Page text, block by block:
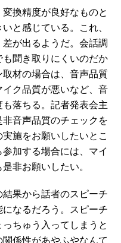
換精度が良好なものと
と感じている。これ、
が出るようだ。会話調
聞き取りにくいのだか
材の場合は、音声品質
ク品質が悪いなど、音
落ちる。記者発表会主
音声品質のチェックを
施をお願いしたいとこ
加する場合には、マイ
非お願いしたい。
果から話者のスピーチ
なるだろう。スピーチ
ちゅう入ってしまうと
係性があやふやなんて